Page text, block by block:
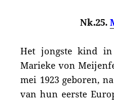
Nk.25.
Het jongste kind
Marieke von
mei 1923 geboren,
van hun eerste